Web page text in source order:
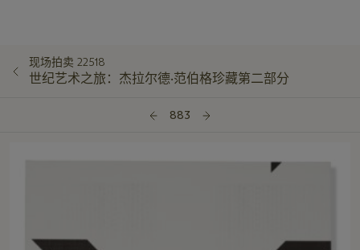
现场拍卖 22518
世纪艺术之旅：杰拉尔德·范伯格珍藏第二部分
883